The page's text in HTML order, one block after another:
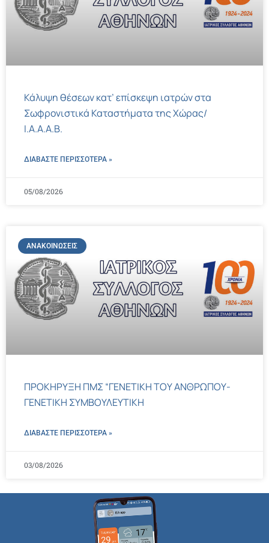
Κάλυψη θέσεων κατ’ επίσκεψη ιατρών στα
Σωφρονιστικά Καταστήματα της Χώρας/
Ι.Α.Α.Α.Β.
ΔΙΑΒΑΣΤΕ ΠΕΡΙΣΣΌΤΕΡΑ »
05/08/2026
ΑΝΑΚΟΙΝΏΣΕΙΣ
ΠΡΟΚΗΡΥΞΗ ΠΜΣ “ΓΕΝΕΤΙΚΗ ΤΟΥ ΑΝΘΡΩΠΟΥ-
ΓΕΝΕΤΙΚΗ ΣΥΜΒΟΥΛΕΥΤΙΚΗ
ΔΙΑΒΑΣΤΕ ΠΕΡΙΣΣΌΤΕΡΑ »
03/08/2026